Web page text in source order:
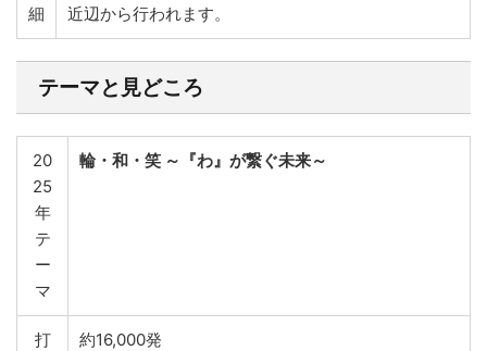
細
近辺から行われます。
テーマと見どころ
20
25
年
テ
ー
マ
輪・和・笑 ～『わ』が繋ぐ未来～
打
約16,000発